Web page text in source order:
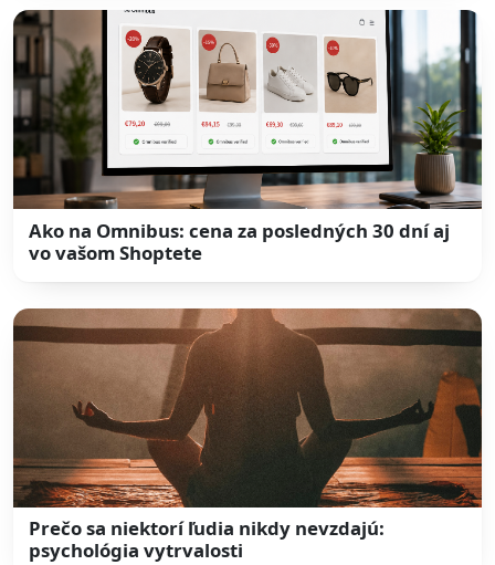
Ako na Omnibus: cena za posledných 30 dní aj
vo vašom Shoptete
Prečo sa niektorí ľudia nikdy nevzdajú:
psychológia vytrvalosti